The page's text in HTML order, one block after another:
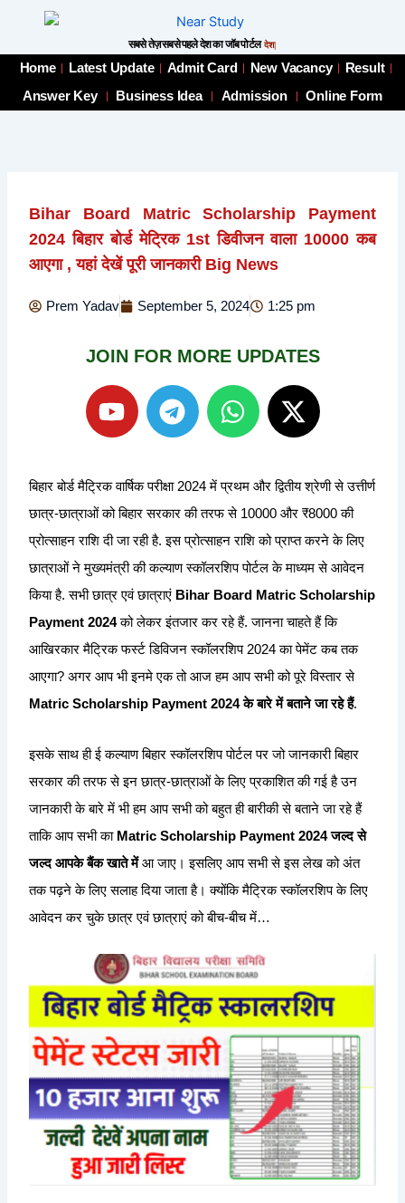
content
सबसे तेज़ सबसे पहले देश का जॉब पोर्टल देश का NO.01 जॉ
Home Latest Update Admit Card New Vacancy
Result
Answer Key
Business Idea Admission Online Form
Bihar Board Matric Scholarship Payment
2024 बिहार बोर्ड मेट्रिक 1st डिवीजन वाला 10000 कब
आएगा , यहां देखें पूरी जानकारी Big News
Prem Yadav September 5, 2024 1:25 pm
JOIN FOR MORE UPDATES
Y
o
t
u
b
e
T
e
e
g
r
a
m
W
h
t
s
a
p
p
X
-
w
i
t
t
e
r
बिहार बोर्ड मैट्रिक वार्षिक परीक्षा 2024 में प्रथम और द्वितीय श्रेणी से उत्तीर्ण
छात्र-छात्राओं को बिहार सरकार की तरफ से 10000 और ₹8000 की
प्रोत्साहन राशि दी जा रही है. इस प्रोत्साहन राशि को प्राप्त करने के लिए
छात्राओं ने मुख्यमंत्री की कल्याण स्कॉलरशिप पोर्टल के माध्यम से आवेदन
किया है. सभी छात्र एवं छात्राएं Bihar Board Matric Scholarship
Payment 2024को लेकर इंतजार कर रहे हैं. जानना चाहते हैं कि
आखिरकार मैट्रिक फर्स्ट डिविजन स्कॉलरशिप 2024 का पेमेंट कब तक
आएगा? अगर आप भी इनमे एक तो आज हम आप सभी को पूरे विस्तार से
Matric Scholarship Payment 2024 के बारे में बताने जा रहे हैं.
इसके साथ ही ई कल्याण बिहार स्कॉलरशिप पोर्टल पर जो जानकारी बिहार
सरकार की तरफ से इन छात्र-छात्राओं के लिए प्रकाशित की गई है उन
जानकारी के बारे में भी हम आप सभी को बहुत ही बारीकी से बताने जा रहे हैं
ताकि आप सभी का Matric Scholarship Payment 2024 जल्द से
जल्द आपके बैंक खाते मेंआ जाए। इसलिए आप सभी से इस लेख को अंत
तक पढ़ने के लिए सलाह दिया जाता है। क्योंकि मैट्रिक स्कॉलरशिप के लिए
आवेदन कर चुके छात्र एवं छात्राएं को बीच-बीच में…